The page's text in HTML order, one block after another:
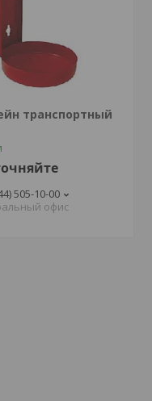
транспортный
505-10-00
офис